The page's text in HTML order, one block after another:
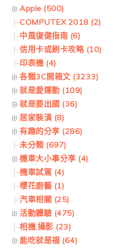
Apple (500)
COMPUTEX 2018 (2)
中風復健指南 (6)
信用卡或刷卡攻略 (10)
印表機 (4)
各類3C開箱文 (3233)
就是愛運動 (109)
就是要出國 (36)
居家裝潢 (8)
有趣的分享 (286)
未分類 (697)
機車大小事分享 (4)
機車試駕 (4)
櫻花廚藝 (1)
汽車相關 (25)
活動體驗 (475)
相機.攝影 (23)
能吃就是福 (64)